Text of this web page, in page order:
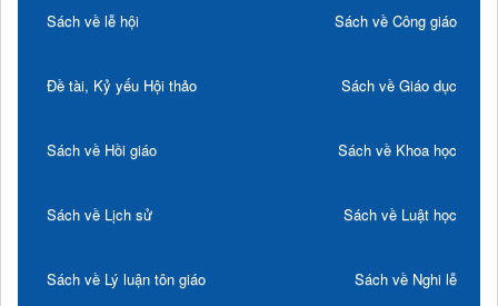
Sách về lễ hội Sách về Công giáo
Đề tài, Kỷ yếu Hội thảo Sách về Giáo dục
Sách về Hồi giáo Sách về Khoa học
Sách về Lịch sử Sách về Luật học
Sách về Lý luận tôn giáo Sách về Nghi lễ